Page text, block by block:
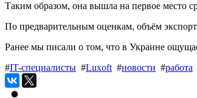
Таким образом, она вышла на первое место
По предварительным оценкам, объём
Ранее мы писали о том, что в Украине
#IT-специалисты #Luxoft#новости #работа